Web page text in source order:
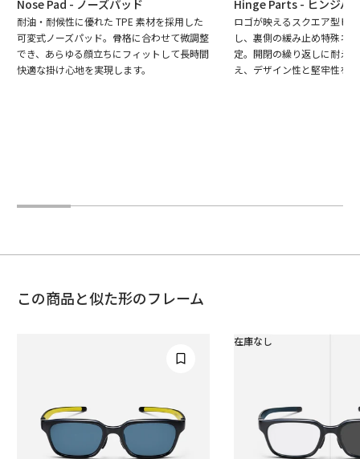
Nose Pad - ノーズパッド
耐油・耐候性に優れた TPE 素材を採用した
可変式ノーズパッド。骨格に合わせて微調整
でき、あらゆる顔立ちにフィットして長時間
快適な掛け心地を実現します。
Hinge Parts - ヒンジパ
ロゴが映えるスクエア型ヒ
し、裏側の緩み止め特殊ネ
定。開閉の繰り返しに耐え
え、デザイン性と堅牢性を
この商品と似た形のフレーム
在庫なし